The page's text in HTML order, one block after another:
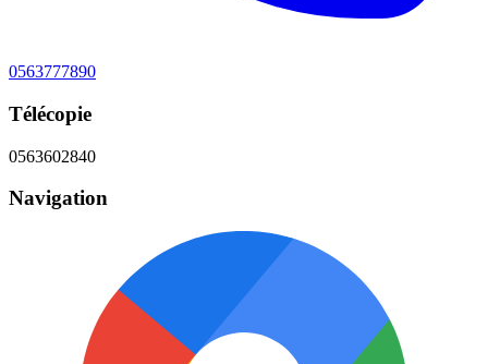
0563777890
Télécopie
0563602840
Navigation